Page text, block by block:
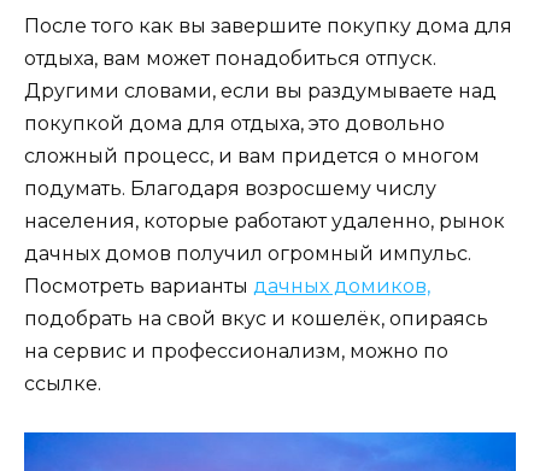
После того как вы завершите покупку дома для
отдыха, вам может понадобиться отпуск.
Другими словами, если вы раздумываете над
покупкой дома для отдыха, это довольно
сложный процесс, и вам придется о многом
подумать. Благодаря возросшему числу
населения, которые работают удаленно, рынок
дачных домов получил огромный импульс.
Посмотреть варианты дачных домиков,
подобрать на свой вкус и кошелёк, опираясь
на сервис и профессионализм, можно по
ссылке.